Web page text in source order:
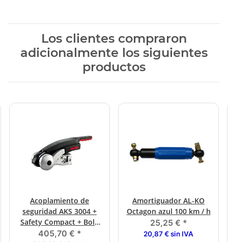
Los clientes compraron
adicionalmente los siguientes
productos
Acoplamiento de
seguridad AKS 3004 +
Safety Compact + Bola
de seguridad, paquete
405,70 € *
Amortiguador AL-KO
Octagon azul 100 km / h
25,25 € *
20,87 € sin IVA